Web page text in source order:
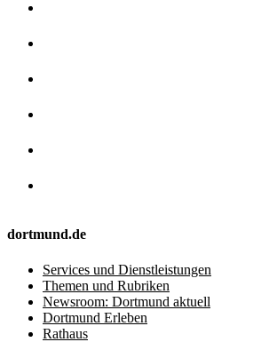
dortmund.de
Services und Dienstleistungen
Themen und Rubriken
Newsroom: Dortmund aktuell
Dortmund Erleben
Rathaus